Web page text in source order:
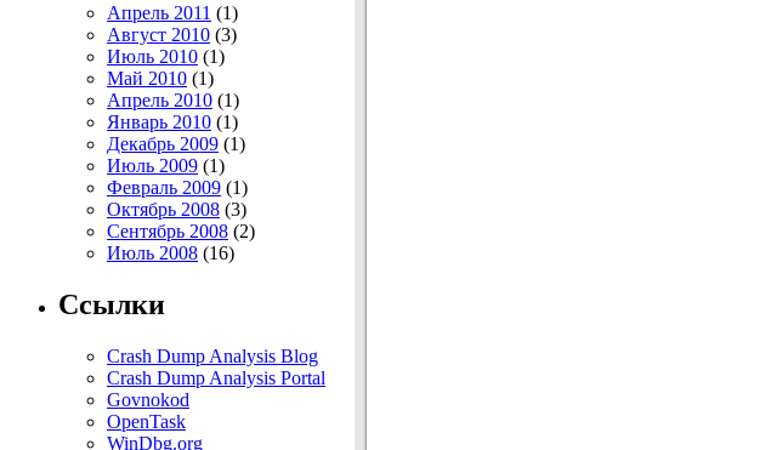
Апрель 2011 (1)
Август 2010 (3)
Июль 2010 (1)
Май 2010 (1)
Апрель 2010 (1)
Январь 2010 (1)
Декабрь 2009 (1)
Июль 2009 (1)
Февраль 2009 (1)
Октябрь 2008 (3)
Сентябрь 2008 (2)
Июль 2008 (16)
Ссылки
Crash Dump Analysis Blog
Crash Dump Analysis Portal
Govnokod
OpenTask
WinDbg.org